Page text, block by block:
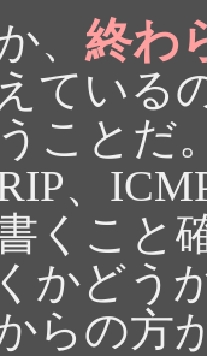
、終わ
ている
ことだ
、
くこと
かどう
らの方